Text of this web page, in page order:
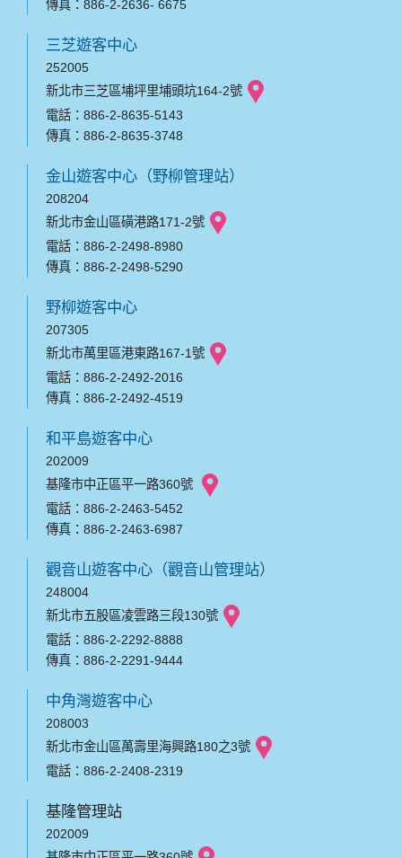
傳真：886-2-2636- 6675
三芝遊客中心
252005
新北市三芝區埔坪里埔頭坑164-2號
電話：886-2-8635-5143
傳真：886-2-8635-3748
金山遊客中心（野柳管理站）
208204
新北市金山區磺港路171-2號
電話：886-2-2498-8980
傳真：886-2-2498-5290
野柳遊客中心
207305
新北市萬里區港東路167-1號
電話：886-2-2492-2016
傳真：886-2-2492-4519
和平島遊客中心
202009
基隆市中正區平一路360號
電話：886-2-2463-5452
傳真：886-2-2463-6987
觀音山遊客中心（觀音山管理站）
248004
新北市五股區凌雲路三段130號
電話：886-2-2292-8888
傳真：886-2-2291-9444
中角灣遊客中心
208003
新北市金山區萬壽里海興路180之3號
電話：886-2-2408-2319
基隆管理站
202009